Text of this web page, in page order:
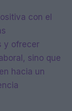
con el
y ofrecer
sino que
hacia un